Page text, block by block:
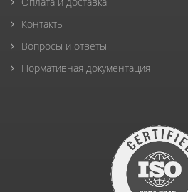
Контакты
Вопросы и ответы
Нормативная документация